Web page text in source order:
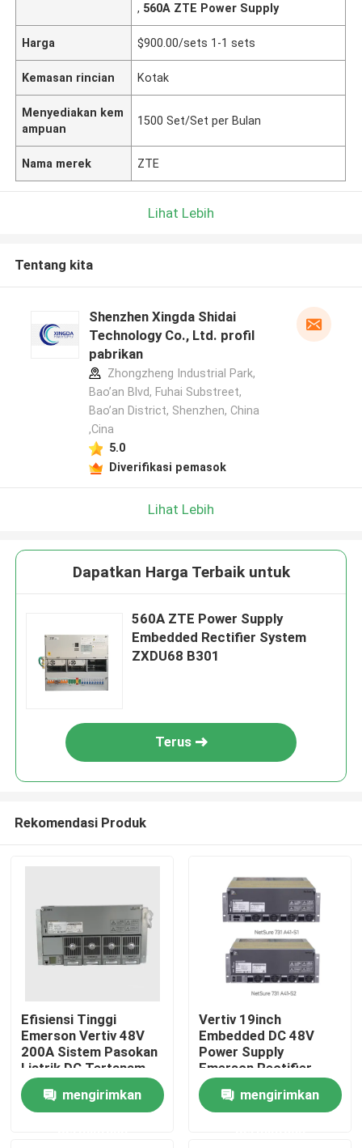
Rumah
Tentang kita
, 560A ZTE Power Supply
Harga $900.00/sets 1-1 sets
Kemasan rincian Kotak
Menyediakan kem
ampuan
1500 Set/Set per Bulan
Nama merek ZTE
Lihat Lebih
Tentang kita
Shenzhen Xingda Shidai
Technology Co., Ltd. profil
pabrikan
Zhongzheng Industrial Park,
Bao’an Blvd, Fuhai Substreet,
Bao’an District, Shenzhen, China
,Cina
5.0
Diverifikasi pemasok
Lihat Lebih
Dapatkan Harga Terbaik untuk
560A ZTE Power Supply
Embedded Rectifier System
ZXDU68 B301
Terus
Rekomendasi Produk
Efisiensi Tinggi
Emerson Vertiv 48V
200A Sistem Pasokan
Listrik DC Tertanam
Netsure 701 A41 -S1-
S5 -S6 -S8 -S3 -S10
mengirimkan
Vertiv 19inch
Embedded DC 48V
Power Supply
Emerson Rectifier
System Netsure 731
A41 dengan Telecom
Power R48-3000e3
mengirimkan